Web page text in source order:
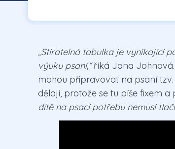
„Stíratelná tabulka je vynikající
výuku psaní,“říká Jana
mohou připravovat na psaní
dělají, protože se tu píše fixem
dítě na psací potřebu nemusí